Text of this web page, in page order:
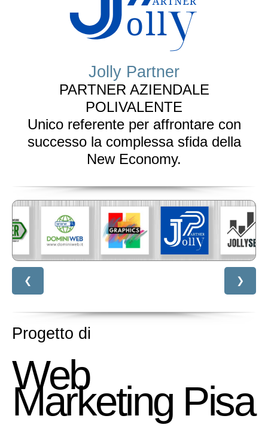
Jolly Partner
PARTNER AZIENDALE
POLIVALENTE
Unico referente per affrontare con
successo la complessa sfida della
New Economy.
❮ ❯
Progetto di
Web
Marketing Pisa